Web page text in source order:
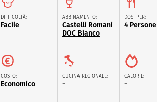
DIFFICOLTÀ:
Facile
ABBINAMENTO:
Castelli Romani
DOC Bianco
COSTO:
Economico
CUCINA REGIONALE:
-
DOSI PER:
4 Persone
CALORIE:
-